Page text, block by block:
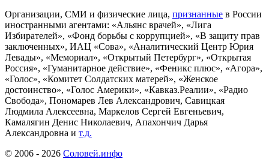
Организации, СМИ и физические лица, признанные в России
иностранными агентами: «Альянс врачей», «Лига
Избирателей», «Фонд борьбы с коррупцией», «В защиту прав
заключенных», ИАЦ «Сова», «Аналитический Центр Юрия
Левады», «Мемориал», «Открытый Петербург», «Открытая
Россия», «Гуманитарное действие», «Феникс плюс», «Агора»,
«Голос», «Комитет Солдатских матерей», «Женское
достоинство», «Голос Америки», «Кавказ.Реалии», «Радио
Свобода», Пономарев Лев Александрович, Савицкая
Людмила Алексеевна, Маркелов Сергей Евгеньевич,
Камалягин Денис Николаевич, Апахончич Дарья
Александровна и т.д.
© 2006 - 2026 Соловей.инфо